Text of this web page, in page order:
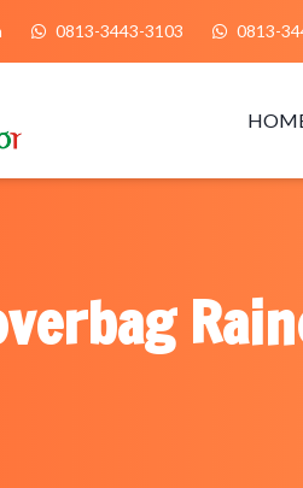
0813-3443-3103 0813-